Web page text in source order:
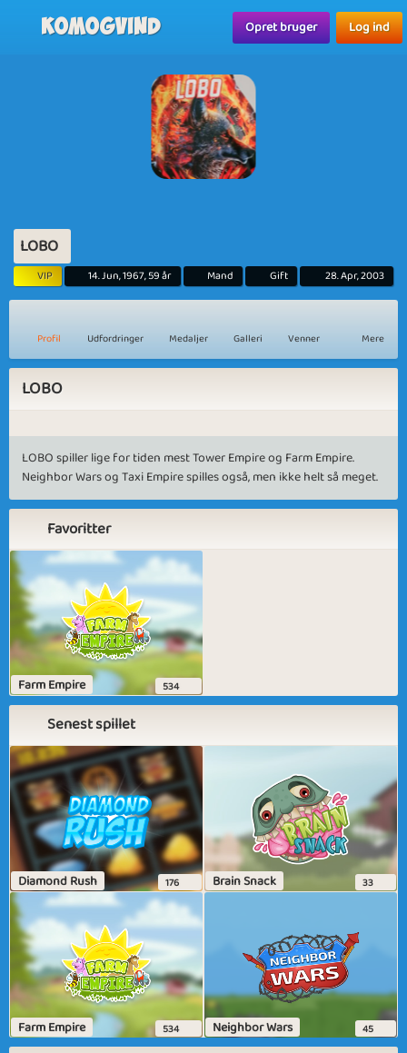
Komogvind Opret bruger Log ind
LOBO
VIP 14. Jun, 1967, 59 år Mand Gift 28. Apr, 2003
Profil Udfordringer Medaljer Galleri Venner Mere
LOBO
LOBO spiller lige for tiden mest Tower Empire og Farm Empire.
Neighbor Wars og Taxi Empire spilles også, men ikke helt så meget.
Favoritter
Farm Empire 534
Senest spillet
Diamond Rush 176 Brain Snack 33
Farm Empire 534 Neighbor Wars 45